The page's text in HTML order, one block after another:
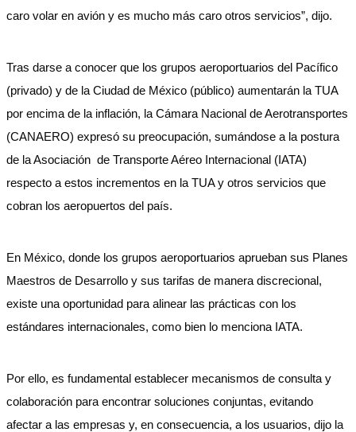
caro volar en avión y es mucho más caro otros servicios”, dijo.
Tras darse a conocer que los grupos aeroportuarios del Pacífico
(privado) y de la Ciudad de México (público) aumentarán la TUA
por encima de la inflación, la Cámara Nacional de Aerotransportes
(CANAERO) expresó su preocupación, sumándose a la postura
de la Asociación de Transporte Aéreo Internacional (IATA)
respecto a estos incrementos en la TUA y otros servicios que
cobran los aeropuertos del país.
En México, donde los grupos aeroportuarios aprueban sus Planes
Maestros de Desarrollo y sus tarifas de manera discrecional,
existe una oportunidad para alinear las prácticas con los
estándares internacionales, como bien lo menciona IATA.
Por ello, es fundamental establecer mecanismos de consulta y
colaboración para encontrar soluciones conjuntas, evitando
afectar a las empresas y, en consecuencia, a los usuarios, dijo la